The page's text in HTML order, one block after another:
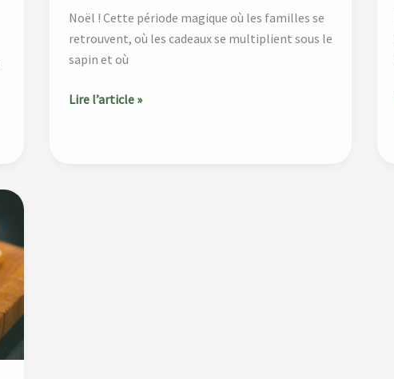
Noël ! Cette période magique où les familles se
retrouvent, où les cadeaux se multiplient sous le
sapin et où
Lire l’article »